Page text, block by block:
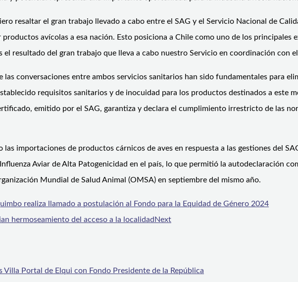
resaltar el gran trabajo llevado a cabo entre el SAG y el Servicio Nacional de
avícolas a esa nación. Esto posiciona a Chile como uno de los principales
resultado del gran trabajo que lleva a cabo nuestro Servicio en coordinación con
conversaciones entre ambos servicios sanitarios han sido fundamentales para
requisitos sanitarios y de inocuidad para los productos destinados a este
emitido por el SAG, garantiza y declara el cumplimiento irrestricto de las
las importaciones de productos cárnicos de aves en respuesta a las gestiones del
Aviar de Alta Patogenicidad en el país, lo que permitió la autodeclaración
Mundial de Salud Animal (OMSA) en septiembre del mismo año.
realiza llamado a postulación al Fondo para la Equidad de Género 2024
hermoseamiento del acceso a la localidad Next